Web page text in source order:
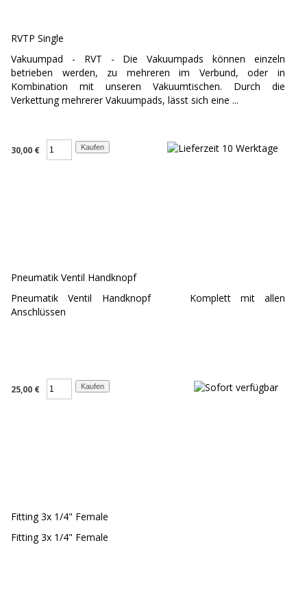
RVTP Single
Vakuumpad - RVT - Die Vakuumpads können einzeln
betrieben werden, zu mehreren im Verbund, oder in
Kombination mit unseren Vakuumtischen. Durch die
Verkettung mehrerer Vakuumpads, lässt sich eine ...
30,00 €
Pneumatik Ventil Handknopf
Pneumatik Ventil Handknopf Komplett mit allen
Anschlüssen
25,00 €
Fitting 3x 1/4" Female
Fitting 3x 1/4" Female